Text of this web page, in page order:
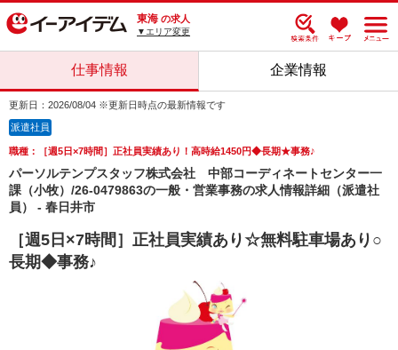
東海 の求人
▼エリア変更
仕事情報 企業情報
更新日：2026/08/04 ※更新日時点の最新情報です
派遣社員
職種：［週5日×7時間］正社員実績あり！高時給1450円◆長期★事務♪
パーソルテンプスタッフ株式会社 中部コーディネートセンター一
課（小牧）/26-0479863の一般・営業事務の求人情報詳細（派遣社
員） - 春日井市
［週5日×7時間］正社員実績あり☆無料駐車場あり○
長期◆事務♪